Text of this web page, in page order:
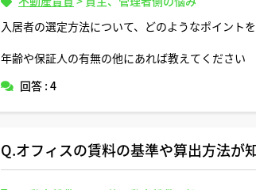
入居者の選定方法について、どのようなポイント
年齢や保証人の有無の他にあれば教えてください
回答 : 4
Q.オフィスの賃料の基準や算出方法が